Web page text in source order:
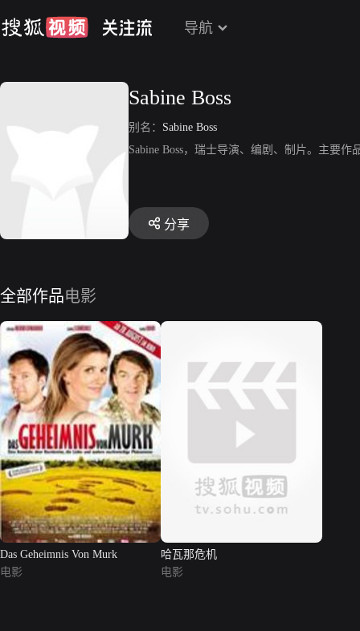
导航
Sabine Boss
别名： Sabine Boss
Sabine Boss，瑞士导演、编剧、制片。主要
分享
全部作品电影
Das Geheimnis Von Murk
电影
哈瓦那危机
电影